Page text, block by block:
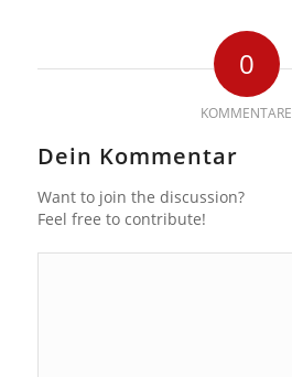
0
KOMMENTARE
Dein Kommentar
Want to join the discussion?
Feel free to contribute!